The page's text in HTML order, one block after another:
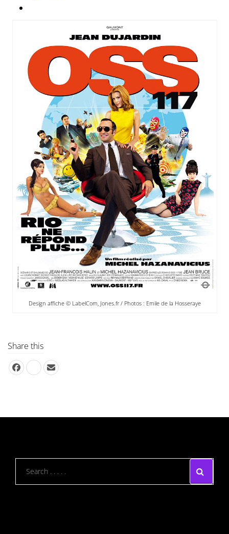
Design affiche © LabelCom, Jones.fr / Photos : Emile de la Hosseraye
Share this